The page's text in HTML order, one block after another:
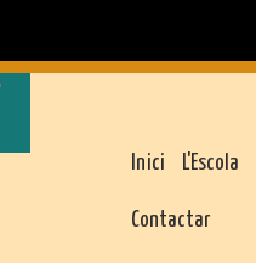
Inici L'Escola
Contactar